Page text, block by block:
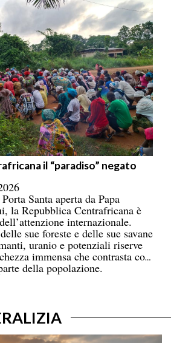
il “paradiso” negato
Santa aperta da Papa
la Repubblica Centrafricana è
internazionale.
sue foreste e delle sue savane
uranio e potenziali riserve
immensa che contrasta con
della popolazione.